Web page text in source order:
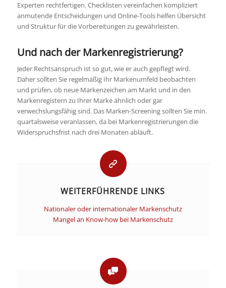
Experten rechtfertigen. Checklisten vereinfachen kompliziert
anmutende Entscheidungen und Online-Tools helfen Übersicht
und Struktur für die Vorbereitungen zu gewährleisten.
Und nach der Markenregistrierung?
Jeder Rechtsanspruch ist so gut, wie er auch gepflegt wird.
Daher sollten Sie regelmäßig Ihr Markenumfeld beobachten
und prüfen, ob neue Markenzeichen am Markt und in den
Markenregistern zu Ihrer Marke ähnlich oder gar
verwechslungsfähig sind. Das Marken-Screening sollten Sie min.
quartalsweise veranlassen, da bei Markenregistrierungen die
Widerspruchsfrist nach drei Monaten abläuft.
WEITERFÜHRENDE LINKS
Nationaler oder internationaler Markenschutz
Mangel an Know-how bei Markenschutz